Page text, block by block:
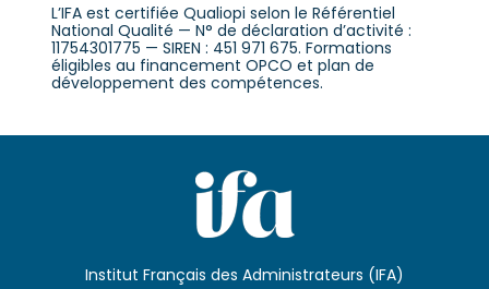
L’IFA est certifiée Qualiopi selon le Référentiel
National Qualité — N° de déclaration d’activité :
11754301775 — SIREN : 451 971 675. Formations
éligibles au financement OPCO et plan de
développement des compétences.
Institut Français des Administrateurs (IFA)